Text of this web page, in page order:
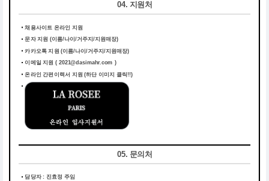
04. 지원처
채용사이트 온라인 지원
문자 지원 (이름/나이/거주지/지원매장)
카카오톡 지원 (이름/나이/거주지/지원매장)
이메일 지원 ( 2021@dasimahr.com )
온라인 간편이력서 지원 (하단 이미지 클릭!!)
05. 문의처
담당자 : 진효정 주임